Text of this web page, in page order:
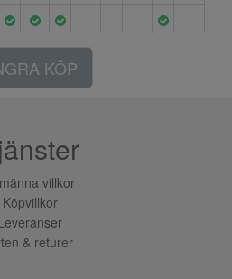
KÖP
villkor
Köpvillkor
& returer